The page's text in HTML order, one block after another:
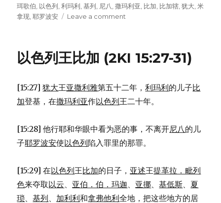
on
珥歌伯 以色列 ,利玛利 ,基列 尼八 ,撒玛利亚 比加 比加辖 ,犹大 ,米
拿现 ,耶罗波安 Leave a comment
辖
(2KI
以色列王比加 (2KI 15:27-31)
[15:27]犹大王亚撒利雅第五十二年，利玛利的儿子比
加登基，在撒玛利亚作以色列王二十年。
[15:28] 他行耶和华眼中看为恶的事，不离开尼八的儿
子耶罗波安使以色列陷入罪里的那罪。
[15:29] 在以色列王比加的日子， 亚述王提革拉．毗列
色来夺取以云、 亚伯．伯．玛迦、 亚挪、基低斯、 夏
琐、基列、 加利利和拿弗他利全地，把这些地方的居